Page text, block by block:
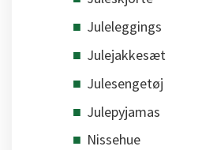
Juleleggings
Julejakkesæt
Julesengetøj
Julepyjamas
Nissehue